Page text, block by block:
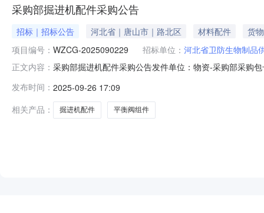
采购部掘进机配件采购公告
招标｜招标公告 河北省｜唐山市｜路北区 材料配件
货物
项目编号： WZCG-2025090229 招标单位： 河北省卫防生物制品
正文内容： 采购部掘进机配件采购公告发件单位：物资-采购部采购
是一次性报价，不得涂改。1.报价方资格报价方须为开滦
发布时间： 2025-09-26 17:09
相关产品：
掘进机配件 平衡阀组件